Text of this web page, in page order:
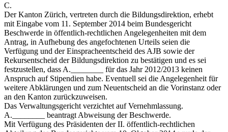
C.
Der Kanton Zürich, vertreten durch die Bildungsdirektion, erhebt
mit Eingabe vom 11. September 2014 beim Bundesgericht
Beschwerde in öffentlich-rechtlichen Angelegenheiten mit dem
Antrag, in Aufhebung des angefochtenen Urteils seien die
Verfügung und der Einspracheentscheid des AJB sowie der
Rekursentscheid der Bildungsdirektion zu bestätigen und es sei
festzustellen, dass A.________ für das Jahr 2012/2013 keinen
Anspruch auf Stipendien habe. Eventuell sei die Angelegenheit für
weitere Abklärungen und zum Neuentscheid an die Vorinstanz oder
an den Kanton zurückzuweisen.
Das Verwaltungsgericht verzichtet auf Vernehmlassung.
A.________ beantragt Abweisung der Beschwerde.
Mit Verfügung des Präsidenten der II. öffentlich-rechtlichen